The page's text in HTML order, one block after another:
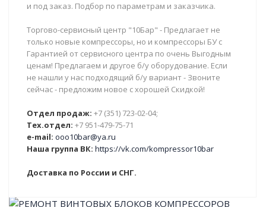
и под заказ. Подбор по параметрам и заказчика.
Торгово-сервисный центр "10Бар" - Предлагает не
только новые компрессоры, но и компрессоры БУ с
Гарантией от сервисного центра по очень Выгодным
ценам! Предлагаем и другое б/у оборудование. Если
не нашли у нас подходящий б/у вариант - Звоните
сейчас - предложим новое с хорошей Скидкой!
Отдел продаж: +7 (351) 723-02-04;
Тех.отдел: +7 951-479-75-71
e-mail: ooo10bar@ya.ru
Наша группа ВК: https://vk.com/kompressor10bar
Доставка по России и СНГ.